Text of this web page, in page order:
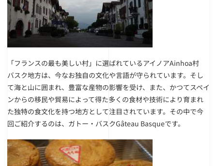
「フランスの最も美しい村」に選ばれているアイノアAinhoa村
バスク地方は、今なお独自の文化や言語が守られています。そし
て海と山に囲まれ、豊富な産物の影響を受け、また、かつてスペイ
ンからの移民や貿易によって得た多くの食材や技術により育まれ
た独特の食文化を持つ地方として注目されています。その中で今
回ご紹介するのは、ガトー・バスクGâteau Basqueです。